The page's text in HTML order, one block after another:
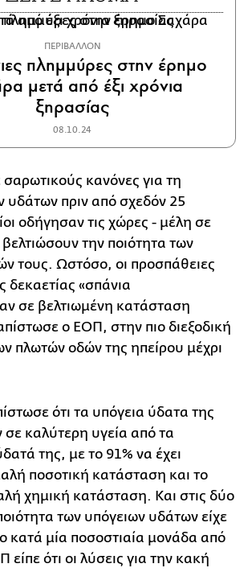
ΠΕΡΙΒΑΛΛΟΝ
πλημμύρες στην έρημο
μετά από έξι χρόνια
ξηρασίας
08.10.24
κανόνες για τη
υδάτων πριν από σχεδόν 25
οδήγησαν τις χώρες - μέλη σε
την ποιότητα των
τους. Ωστόσο, οι προσπάθειες
δεκαετίας «σπάνια
σε βελτιωμένη κατάσταση
ο ΕΟΠ, στην πιο διεξοδική
πλωτών οδών της ηπείρου μέχρι
ότι τα υπόγεια ύδατα της
καλύτερη υγεία από τα
της, με το 91% να έχει
ποσοτική κατάσταση και το
χημική κατάσταση. Και στις δύο
των υπόγειων υδάτων είχε
κατά μία ποσοστιαία μονάδα από
ότι οι λύσεις για την κακή